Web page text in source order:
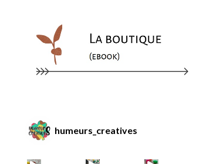
humeurs_creatives